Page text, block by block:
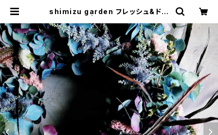
shimizu garden フレッシュ&ドラ